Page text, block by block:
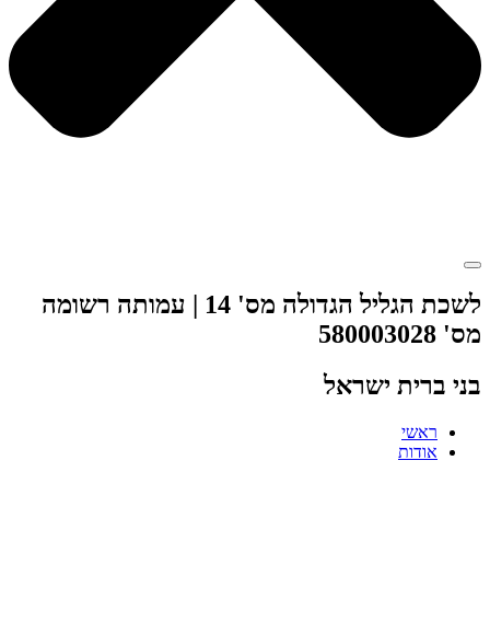
לשכת הגליל הגדולה מס' 14 | עמותה רשומה
מס' 580003028
בני ברית ישראל
ראשי
אודות